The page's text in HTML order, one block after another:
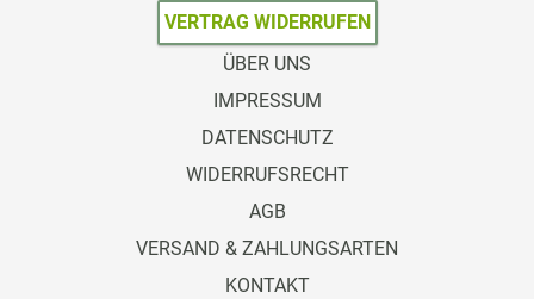
VERTRAG WIDERRUFEN
ÜBER UNS
IMPRESSUM
DATENSCHUTZ
WIDERRUFSRECHT
AGB
VERSAND & ZAHLUNGSARTEN
KONTAKT